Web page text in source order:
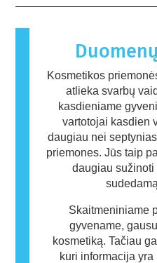
kuriems žmonėms gali
nereiškia, kad
kitiems.
Kosmetikos
atlieka svarbų
kasdieniame
vartotojai kasdien
daugiau nei
priemones. Jūs taip
daugiau sužinoti
Skaitmeniniame
gyvename,
kosmetiką. Tačiau
kuri informacija